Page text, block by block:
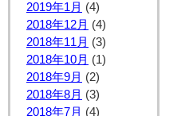
2019年1月 (4)
2018年12月 (4)
2018年11月 (3)
2018年10月 (1)
2018年9月 (2)
2018年8月 (3)
2018年7月 (4)